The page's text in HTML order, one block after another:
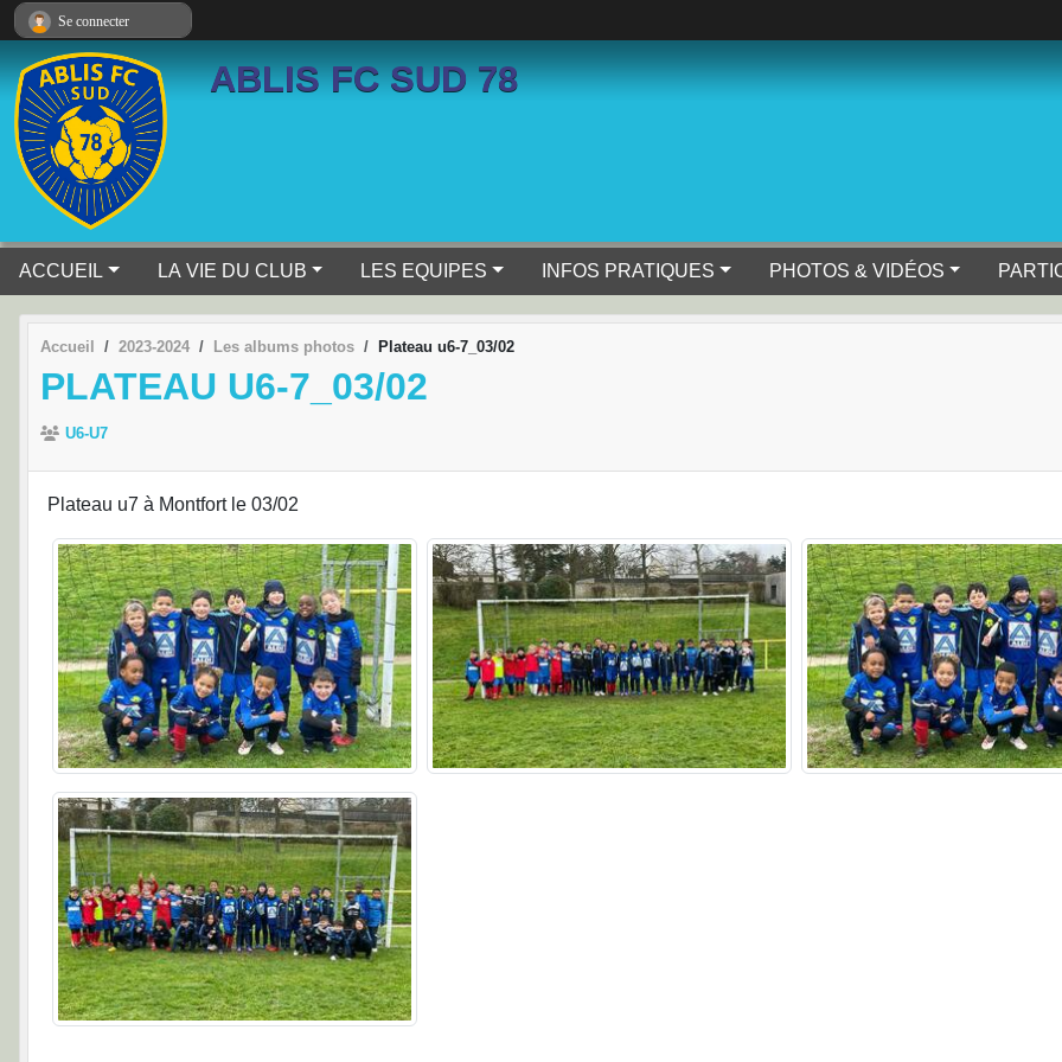
ABLIS FC SUD 78
ACCUEIL LA VIE DU CLUB LES EQUIPES INFOS PRATIQUES PHOTOS & VIDÉOS
Accueil 2023-2024 Les albums photos Plateau u6-7_03/02
PLATEAU U6-7_03/02
U6-U7
Plateau u7 à Montfort le 03/02
Se connecter
Panneau de gestion des cookies